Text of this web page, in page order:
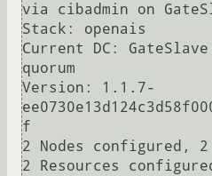
via cibadmin on
Stack: openais
Current DC:
quorum
Version: 1.1.7-
f
2 Nodes configured,
2 Resources